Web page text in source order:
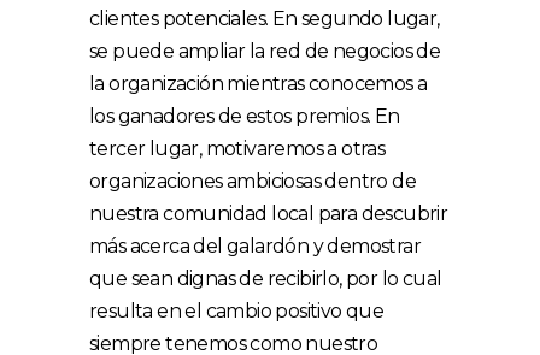
clientes potenciales. En segundo lugar,
se puede ampliar la red de negocios de
la organización mientras conocemos a
los ganadores de estos premios. En
tercer lugar, motivaremos a otras
organizaciones ambiciosas dentro de
nuestra comunidad local para descubrir
más acerca del galardón y demostrar
que sean dignas de recibirlo, por lo cual
resulta en el cambio positivo que
siempre tenemos como nuestro